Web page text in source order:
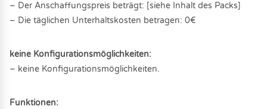
– Der Anschaffungspreis beträgt: [siehe Inhalt des Packs]
– Die täglichen Unterhaltskosten betragen: 0€
keine Konfigurationsmöglichkeiten:
– keine Konfigurationsmöglichkeiten.
Funktionen: